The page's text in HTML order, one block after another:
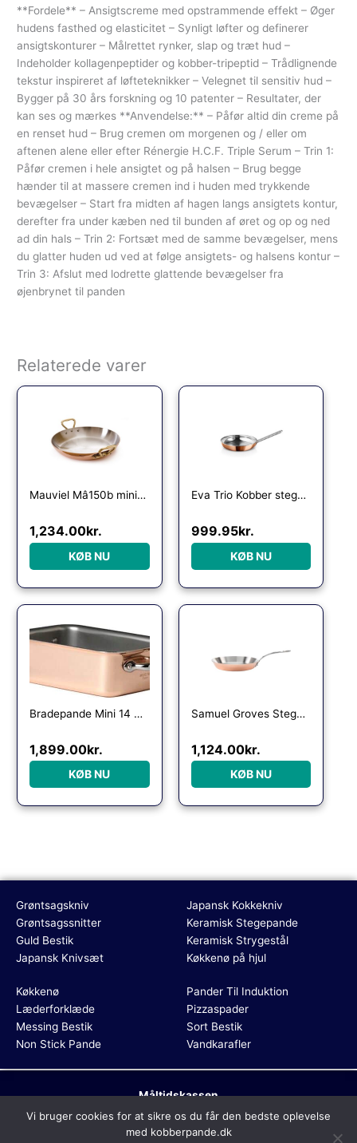
**Fordele** – Ansigtscreme med opstrammende effekt – Øger
hudens fasthed og elasticitet – Synligt løfter og definerer
ansigtskonturer – Målrettet rynker, slap og træt hud –
Indeholder kollagenpeptider og kobber-tripeptid – Trådlignende
tekstur inspireret af løfteteknikker – Velegnet til sensitiv hud –
Bygger på 30 års forskning og 10 patenter – Resultater, der
kan ses og mærkes **Anvendelse:** – Påfør altid din creme på
en renset hud – Brug cremen om morgenen og / eller om
aftenen alene eller efter Rénergie H.C.F. Triple Serum – Trin 1:
Påfør cremen i hele ansigtet og på halsen – Brug begge
hænder til at massere cremen ind i huden med trykkende
bevægelser – Start fra midten af hagen langs ansigtets kontur,
derefter fra under kæben ned til bunden af øret og op og ned
ad din hals – Trin 2: Fortsæt med de samme bevægelser, mens
du glatter huden ud ved at følge ansigtets- og halsens kontur –
Trin 3: Afslut med lodrette glattende bevægelser fra
øjenbrynet til panden
Relaterede varer
Mauviel Mâ150b mini-æggepande i kobber, 12 cm.
1,234.00kr.
KØB NU
Eva Trio Kobber stegepande 24 cm
Den oprindelige pris var:
999.95kr.
Den aktuelle
KØB NU
Bradepande Mini 14 x 10 x 4,7 cm Kobber/stål
1,899.00kr.
KØB NU
Samuel Groves Stegepande 26 cm, kobber
1,124.00kr.
KØB NU
Grøntsagskniv
Grøntsagssnitter
Guld Bestik
Japansk Knivsæt
Japansk Kokkekniv
Keramisk Stegepande
Keramisk Strygestål
Køkkenø på hjul
Køkkenø
Læderforklæde
Messing Bestik
Non Stick Pande
Pander Til Induktion
Pizzaspader
Sort Bestik
Vandkarafler
Måltidskassen
Dette medie ejes og drives af Tropic Traffic LLC-FZ | The Meydan
Hotel, Grandstand, 6th floor, Nad Al Sheba | Dubai | UAE
Vi bruger cookies for at sikre os du får den bedste oplevelse
med kobberpande.dk